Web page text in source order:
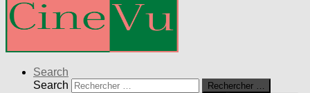
Search
Search
Rechercher …